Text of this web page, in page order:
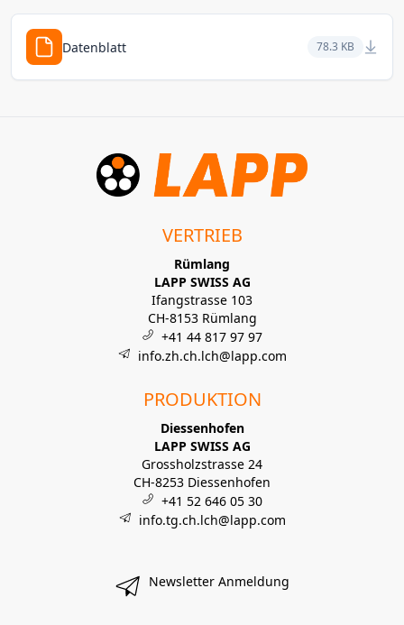
Datenblatt 78.3 KB
VERTRIEB
Rümlang
LAPP SWISS AG
Ifangstrasse 103
CH-8153 Rümlang
+41 44 817 97 97
info.zh.ch.lch@lapp.com
PRODUKTION
Diessenhofen
LAPP SWISS AG
Grossholzstrasse 24
CH-8253 Diessenhofen
+41 52 646 05 30
info.tg.ch.lch@lapp.com
Newsletter Anmeldung